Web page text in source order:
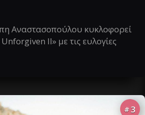
Αναστασοπούλου κυκλοφορεί
II» με τις ευλογίες
# 3